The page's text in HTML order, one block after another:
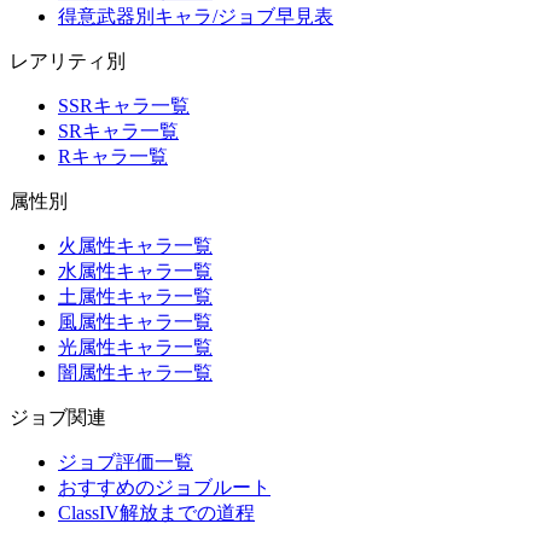
得意武器別キャラ/ジョブ早見表
レアリティ別
SSRキャラ一覧
SRキャラ一覧
Rキャラ一覧
属性別
火属性キャラ一覧
水属性キャラ一覧
土属性キャラ一覧
風属性キャラ一覧
光属性キャラ一覧
闇属性キャラ一覧
ジョブ関連
ジョブ評価一覧
おすすめのジョブルート
ClassIV解放までの道程